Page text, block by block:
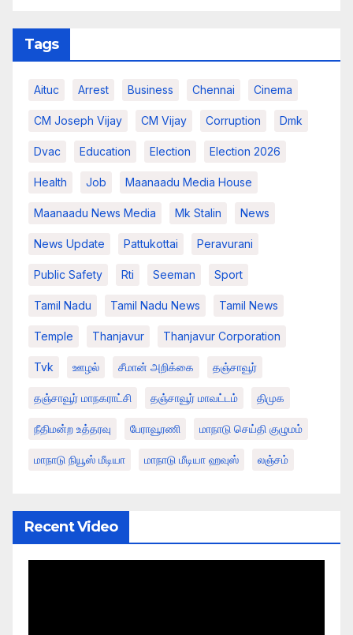
Tags
Aituc Arrest Business Chennai Cinema
CM Joseph Vijay CM Vijay Corruption Dmk
Dvac Education Election Election 2026
Health Job Maanaadu Media House
Maanaadu News Media Mk Stalin News
News Update Pattukottai Peravurani
Public Safety Rti Seeman Sport
Tamil Nadu Tamil Nadu News Tamil News
Temple Thanjavur Thanjavur Corporation
Tvk ஊழல் சீமான் அறிக்கை தஞ்சாவூர்
தஞ்சாவூர் மாநகராட்சி தஞ்சாவூர் மாவட்டம் திமுக
நீதிமன்ற உத்தரவு பேராவூரணி மாநாடு செய்தி குழுமம்
மாநாடு நியூஸ் மீடியா மாநாடு மீடியா ஹவுஸ் லஞ்சம்
Recent Video